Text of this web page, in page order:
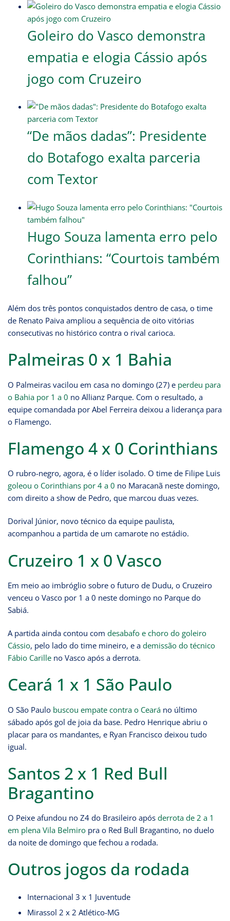
Goleiro do Vasco demonstra
empatia e elogia Cássio após
jogo com Cruzeiro
“De mãos dadas”: Presidente
do Botafogo exalta parceria
com Textor
Hugo Souza lamenta erro pelo
Corinthians: “Courtois também
falhou”
Além dos três pontos conquistados dentro de casa, o time
de Renato Paiva ampliou a sequência de oito vitórias
consecutivas no histórico contra o rival carioca.
Palmeiras 0 x 1 Bahia
O Palmeiras vacilou em casa no domingo (27) e perdeu para
o Bahia por 1 a 0 no Allianz Parque. Com o resultado, a
equipe comandada por Abel Ferreira deixou a liderança para
o Flamengo.
Flamengo 4 x 0 Corinthians
O rubro-negro, agora, é o líder isolado. O time de Filipe Luis
goleou o Corinthians por 4 a 0 no Maracanã neste domingo,
com direito a show de Pedro, que marcou duas vezes.
Dorival Júnior, novo técnico da equipe paulista,
acompanhou a partida de um camarote no estádio.
Cruzeiro 1 x 0 Vasco
Em meio ao imbróglio sobre o futuro de Dudu, o Cruzeiro
venceu o Vasco por 1 a 0 neste domingo no Parque do
Sabiá.
A partida ainda contou com desabafo e choro do goleiro
Cássio, pelo lado do time mineiro, e a demissão do técnico
Fábio Carille no Vasco após a derrota.
Ceará 1 x 1 São Paulo
O São Paulo buscou empate contra o Ceará no último
sábado após gol de joia da base. Pedro Henrique abriu o
placar para os mandantes, e Ryan Francisco deixou tudo
igual.
Santos 2 x 1 Red Bull
Bragantino
O Peixe afundou no Z4 do Brasileiro após derrota de 2 a 1
em plena Vila Belmiro pra o Red Bull Bragantino, no duelo
da noite de domingo que fechou a rodada.
Outros jogos da rodada
Internacional 3 x 1 Juventude
Mirassol 2 x 2 Atlético-MG